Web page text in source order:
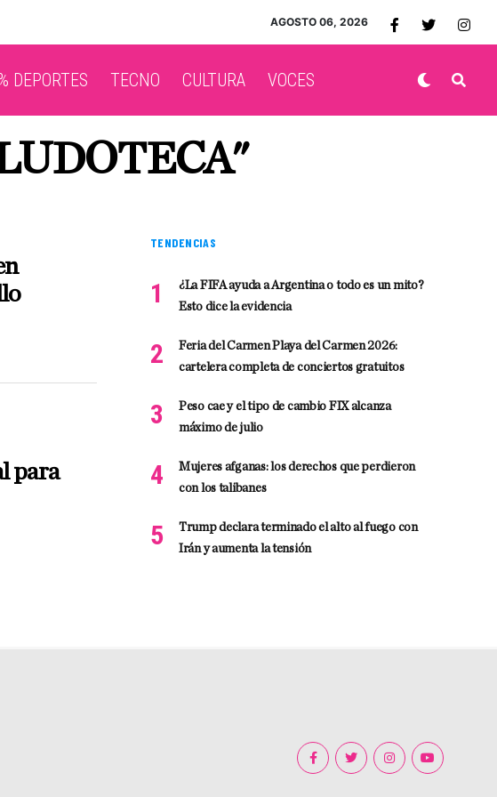
AGOSTO 06, 2026
DEPORTES TECNO CULTURA VOCES
para
TENDENCIAS
¿La FIFA ayuda a Argentina o todo es un mito?
Esto dice la evidencia
Feria del Carmen Playa del Carmen 2026:
cartelera completa de conciertos gratuitos
Peso cae y el tipo de cambio FIX alcanza
máximo de julio
Mujeres afganas: los derechos que perdieron
con los talibanes
Trump declara terminado el alto al fuego con
Irán y aumenta la tensión